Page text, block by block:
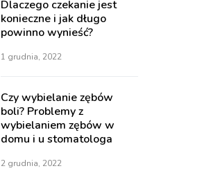
Dlaczego czekanie jest
konieczne i jak długo
powinno wynieść?
1 grudnia, 2022
Czy wybielanie zębów
boli? Problemy z
wybielaniem zębów w
domu i u stomatologa
2 grudnia, 2022